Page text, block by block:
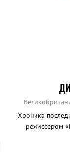
Хроника
режиссером